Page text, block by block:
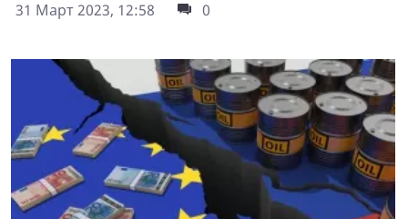
31 Март 2023, 12:58
0